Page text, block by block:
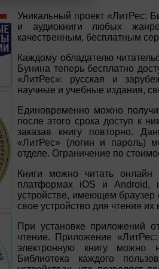
Уникальный проект «ЛитРес:
и аудиокниги любых
качественным, бесплатным
Каждому обладателю
Бунина теперь бесплатно
«ЛитРес»: русская и
научные и учебные издания,
Единовременно можно
после этого срока доступ к
заказав книгу повторно.
«ЛитРес» (логин и пароль)
отделе. Ограничение по
Книги можно читать
платформах iOS и Android,
устройстве, имеющем браузер
свое устройство для чтения
При установке приложений
чтение. Приложение
электронную книгу можно
Библиотека каждого